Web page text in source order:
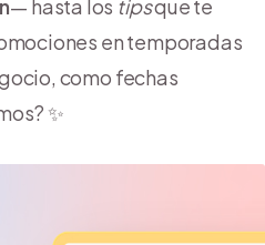
— hasta los tipsque te
en temporadas
como fechas
✨